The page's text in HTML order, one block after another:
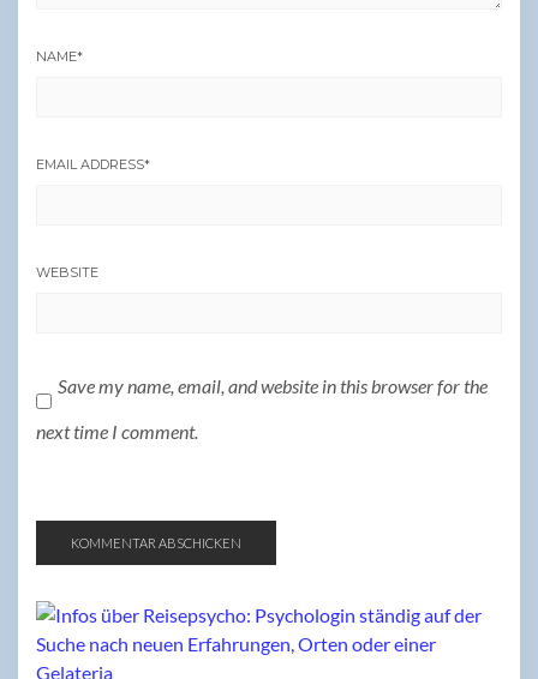
NAME*
EMAIL ADDRESS*
WEBSITE
Save my name, email, and website in this browser for the
next time I comment.